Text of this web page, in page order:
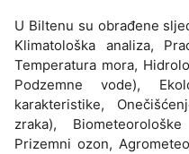
U Biltenu su obrađene
Klimatološka analiza,
Temperatura mora,
Podzemne vode),
karakteristike,
zraka),
Prizemni ozon,